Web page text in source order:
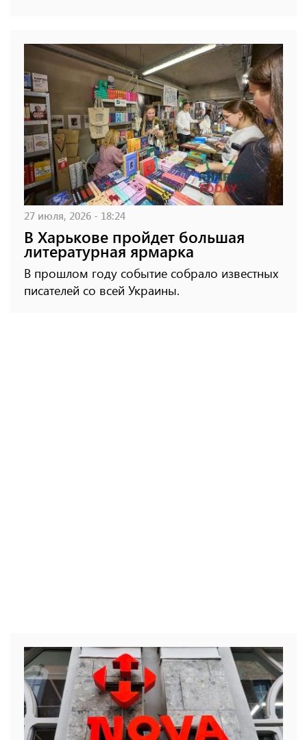
27 июля, 2026 - 18:24
В Харькове пройдет большая
литературная ярмарка
В прошлом году событие собрало известных
писателей со всей Украины.